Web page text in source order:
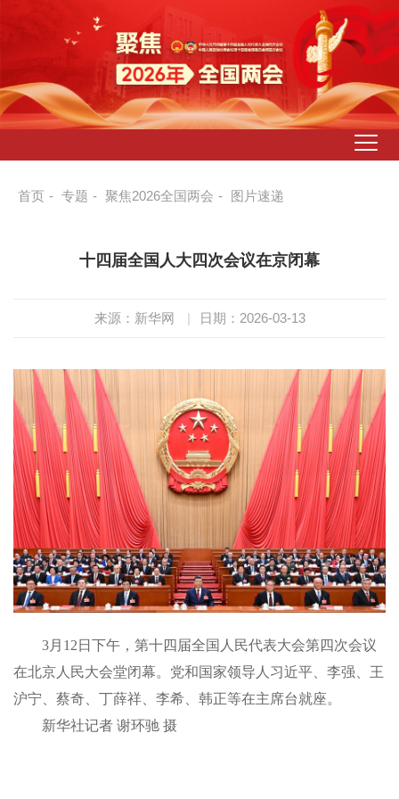
首页 - 专题 - 聚焦2026全国两会 - 图片速递
十四届全国人大四次会议在京闭幕
来源：新华网 | 日期：2026-03-13
3月12日下午，第十四届全国人民代表大会第四次会议
在北京人民大会堂闭幕。党和国家领导人习近平、李强、王
沪宁、蔡奇、丁薛祥、李希、韩正等在主席台就座。
新华社记者 谢环驰 摄